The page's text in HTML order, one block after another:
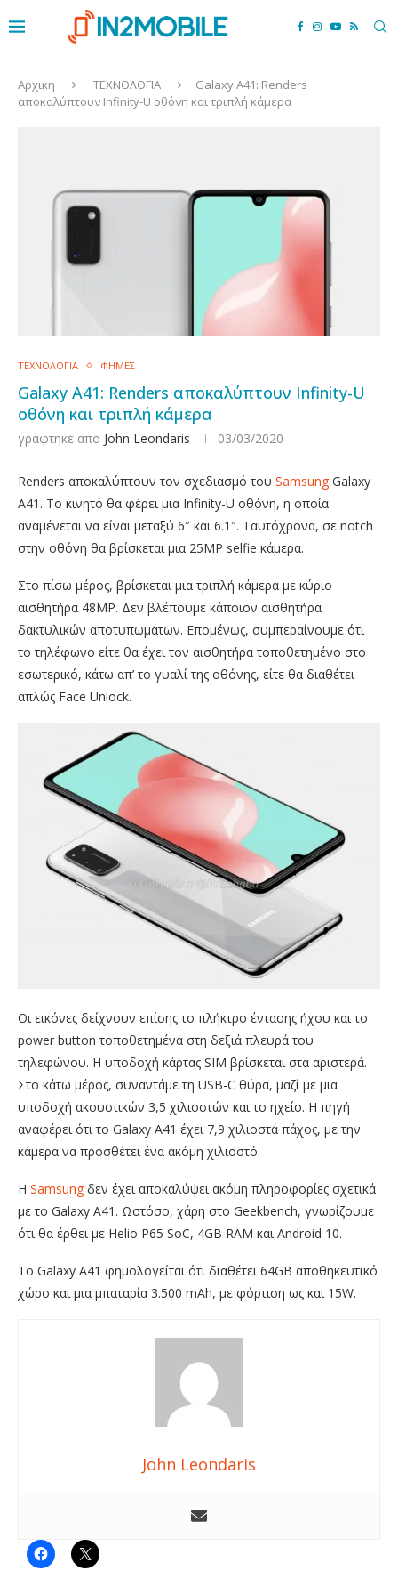
Αρχικη ΤΕΧΝΟΛΟΓΙΑ
Galaxy A41: Renders
αποκαλύπτουν Infinity-U οθόνη και τριπλή κάμερα
ΤΕΧΝΟΛΟΓΙΑ ΦΗΜΕΣ
Galaxy A41: Renders αποκαλύπτουν Infinity-U
οθόνη και τριπλή κάμερα
γράφτηκε απο John Leondaris 03/03/2020
Renders αποκαλύπτουν τον σχεδιασμό του Samsung Galaxy
A41. Το κινητό θα φέρει μια Infinity-U οθόνη, η οποία
αναμένεται να είναι μεταξύ 6″ και 6.1″. Ταυτόχρονα, σε notch
στην οθόνη θα βρίσκεται μια 25MP selfie κάμερα.
Στο πίσω μέρος, βρίσκεται μια τριπλή κάμερα με κύριο
αισθητήρα 48ΜΡ. Δεν βλέπουμε κάποιον αισθητήρα
δακτυλικών αποτυπωμάτων. Επομένως, συμπεραίνουμε ότι
το τηλέφωνο είτε θα έχει τον αισθητήρα τοποθετημένο στο
εσωτερικό, κάτω απ’ το γυαλί της οθόνης, είτε θα διαθέτει
απλώς Face Unlock.
Οι εικόνες δείχνουν επίσης το πλήκτρο έντασης ήχου και το
power button τοποθετημένα στη δεξιά πλευρά του
τηλεφώνου. Η υποδοχή κάρτας SIM βρίσκεται στα αριστερά.
Στο κάτω μέρος, συναντάμε τη USB-C θύρα, μαζί με μια
υποδοχή ακουστικών 3,5 χιλιοστών και το ηχείο. Η πηγή
αναφέρει ότι το Galaxy A41 έχει 7,9 χιλιοστά πάχος, με την
κάμερα να προσθέτει ένα ακόμη χιλιοστό.
Η Samsung δεν έχει αποκαλύψει ακόμη πληροφορίες σχετικά
με το Galaxy A41. Ωστόσο, χάρη στο Geekbench, γνωρίζουμε
ότι θα έρθει με Helio P65 SoC, 4GB RAM και Android 10.
Το Galaxy A41 φημολογείται ότι διαθέτει 64GB αποθηκευτικό
χώρο και μια μπαταρία 3.500 mAh, με φόρτιση ως και 15W.
John Leondaris